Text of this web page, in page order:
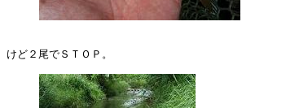
けど２尾でＳＴＯＰ。